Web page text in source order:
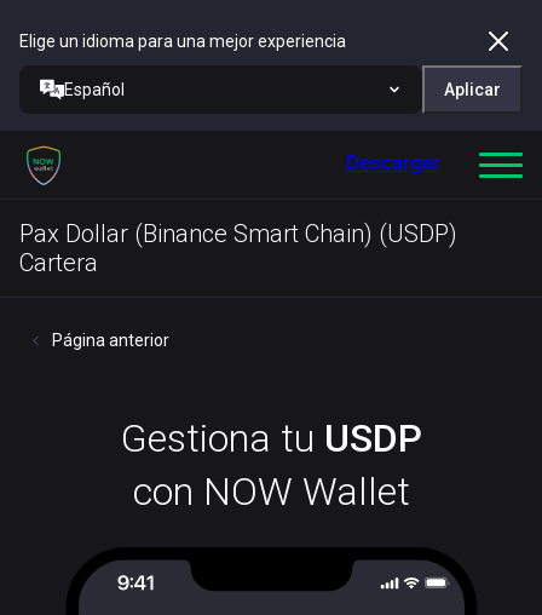
Elige un idioma para una mejor experiencia
Español Aplicar
Descargar
Pax Dollar (Binance Smart Chain) (USDP)
Cartera
Página anterior
Gestiona tu USDP
con NOW Wallet